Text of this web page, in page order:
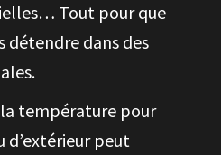
Tout pour que
détendre dans des
température pour
d’extérieur peut